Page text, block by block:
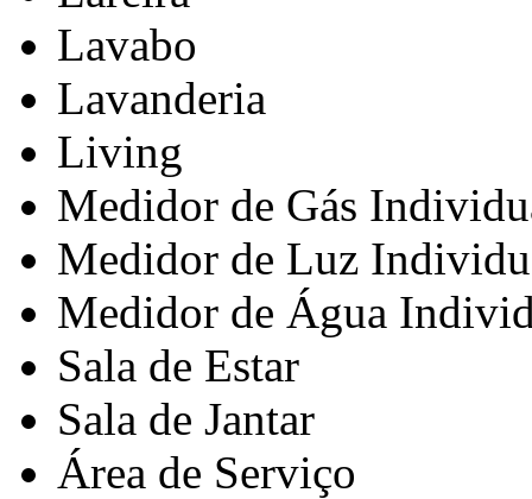
Lavabo
Lavanderia
Living
Medidor de Gás
Medidor de Luz
Medidor de Água
Sala de Estar
Sala de Jantar
Área de Serviço